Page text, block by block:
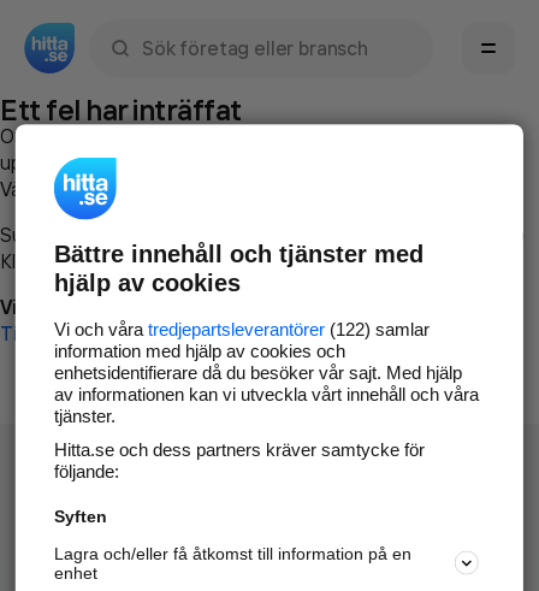
Ett fel har inträffat
Om du vill kan du
uppstod så att vi lättare och snabbare kan avhjälpa det.
Vänligen försök med följande:
Surfa till
Klicka påTillbaka-knappen i webbläsaren och försök igen
Vi beklagar besväret!
Till startsidan
Hitta.se - Gratis nummerupplysning.
Sök företag, personer och platser.
Bättre innehåll och tjänster med
hjälp av cookies
Vi och våra tredjepartsleverantörer(122) samlar
information med hjälp av cookies och
enhetsidentifierare då du besöker vår sajt. Med hjälp
av informationen kan vi utveckla vårt innehåll och våra
tjänster.
Hitta.se och dess partners kräver samtycke för
följande:
Syften
Lagra och/eller få åtkomst till information på en
enhet